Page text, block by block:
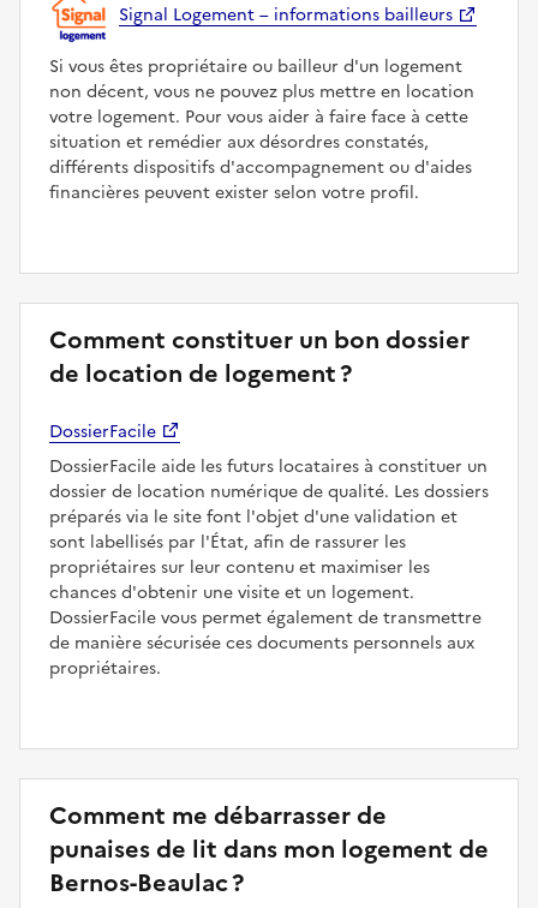
Signal Logement – informations bailleurs
Si vous êtes propriétaire ou bailleur d'un logement
non décent, vous ne pouvez plus mettre en location
votre logement. Pour vous aider à faire face à cette
situation et remédier aux désordres constatés,
différents dispositifs d'accompagnement ou d'aides
financières peuvent exister selon votre profil.
Comment constituer un bon dossier
de location de logement ?
DossierFacile
DossierFacile aide les futurs locataires à constituer un
dossier de location numérique de qualité. Les dossiers
préparés via le site font l'objet d'une validation et
sont labellisés par l'État, afin de rassurer les
propriétaires sur leur contenu et maximiser les
chances d'obtenir une visite et un logement.
DossierFacile vous permet également de transmettre
de manière sécurisée ces documents personnels aux
propriétaires.
Comment me débarrasser de
punaises de lit dans mon logement de
Bernos-Beaulac ?